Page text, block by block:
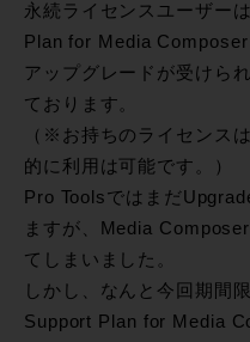
永続ライセンスユーザー
Plan for Media
アップグレードが受けら
ております。
（※お持ちのライセンス
的に利用は可能です。）
Pro Toolsではまだ
ますが、Media
てしまいました。
しかし、なんと今回期間
Support Plan for Media